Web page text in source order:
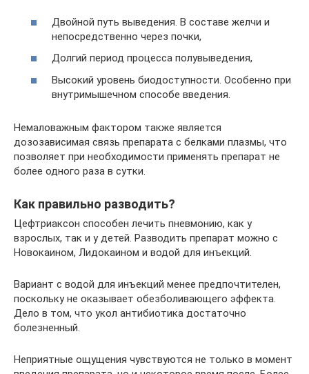
Двойной путь выведения. В составе желчи и
непосредственно через почки,
Долгий период процесса полувыведения,
Высокий уровень биодоступности. Особенно при
внутримышечном способе введения.
Немаловажным фактором также является
дозозависимая связь препарата с белками плазмы, что
позволяет при необходимости применять препарат не
более одного раза в сутки.
Как правильно разводить?
Цефтриаксон способен лечить пневмонию, как у
взрослых, так и у детей. Разводить препарат можно с
Новокаином, Лидокаином и водой для инъекций.
Вариант с водой для инъекций менее предпочтителен,
поскольку не оказывает обезболивающего эффекта.
Дело в том, что укол антибиотика достаточно
болезненный.
Неприятные ощущения чувствуются не только в момент